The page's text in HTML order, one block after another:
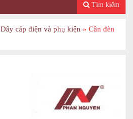
Tìm kiếm
Dây cáp điện và phụ kiện » Cần đèn